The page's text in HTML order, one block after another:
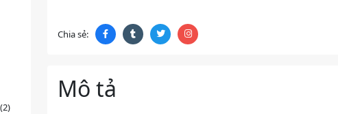
(2)
Chia sẻ:
Mô tả